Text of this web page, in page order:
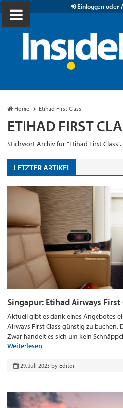
Einloggen oder
Home Etihad First Class
ETIHAD FIRST
Stichwort Archiv für "Etihad First Class".
LETZTER ARTIKEL
Singapur: Etihad Airways
Aktuell gibt es dank eines Angebotes
Airways First Class günstig zu buchen.
Zwar handelt es sich um kein
Weiterlesen
29. Juli 2025 by Editor